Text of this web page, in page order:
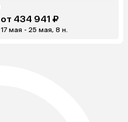
от 434 941 ₽
17 мая - 25 мая, 8 н.